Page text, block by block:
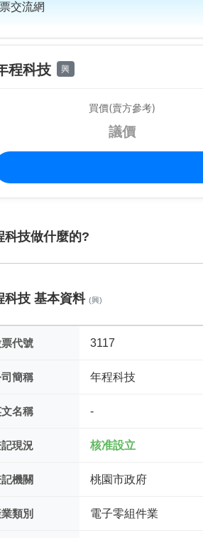
交流網
程科技 興
買價(賣方參考)
議價
科技做什麼的?
科技 基本資料(興)
代號 3117
簡稱 年程科技
名稱 -
現況 核准設立
機關 桃園市政府
類別 電子零組件業